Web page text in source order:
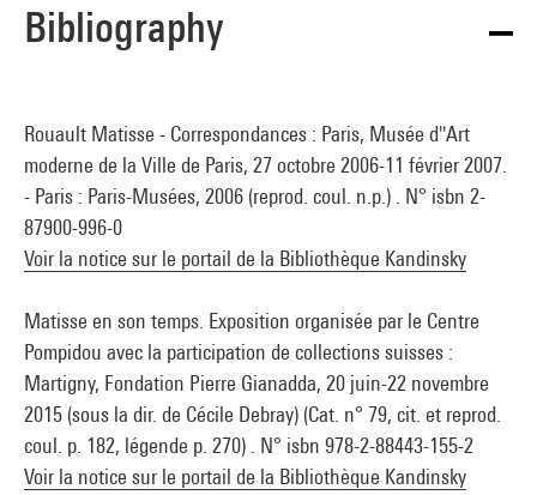
Bibliography
Rouault Matisse - Correspondances : Paris, Musée d''Art
moderne de la Ville de Paris, 27 octobre 2006-11 février 2007.
- Paris : Paris-Musées, 2006 (reprod. coul. n.p.) . N° isbn 2-
87900-996-0
Voir la notice sur le portail de la Bibliothèque Kandinsky
Matisse en son temps. Exposition organisée par le Centre
Pompidou avec la participation de collections suisses :
Martigny, Fondation Pierre Gianadda, 20 juin-22 novembre
2015 (sous la dir. de Cécile Debray) (Cat. n° 79, cit. et reprod.
coul. p. 182, légende p. 270) . N° isbn 978-2-88443-155-2
Voir la notice sur le portail de la Bibliothèque Kandinsky